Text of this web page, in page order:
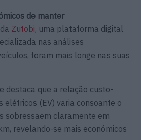
de manter
Zutobi, uma plataforma digital
nas análises
foram mais longe nas suas
destaca que a relação custo-
elétricos (EV) varia consoante o
sobressaem claramente em
revelando-se mais económicos